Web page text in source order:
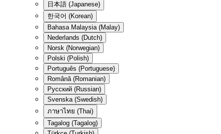
日本語 (Japanese)
한국어 (Korean)
Bahasa Malaysia (Malay)
Nederlands (Dutch)
Norsk (Norwegian)
Polski (Polish)
Português (Portuguese)
Română (Romanian)
Русский (Russian)
Svenska (Swedish)
ภาษาไทย (Thai)
Tagalog (Tagalog)